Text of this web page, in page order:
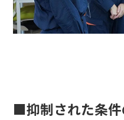
■抑制された条